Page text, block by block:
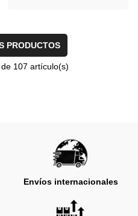
PRODUCTOS
107 artículo(s)
Envíos internacionales